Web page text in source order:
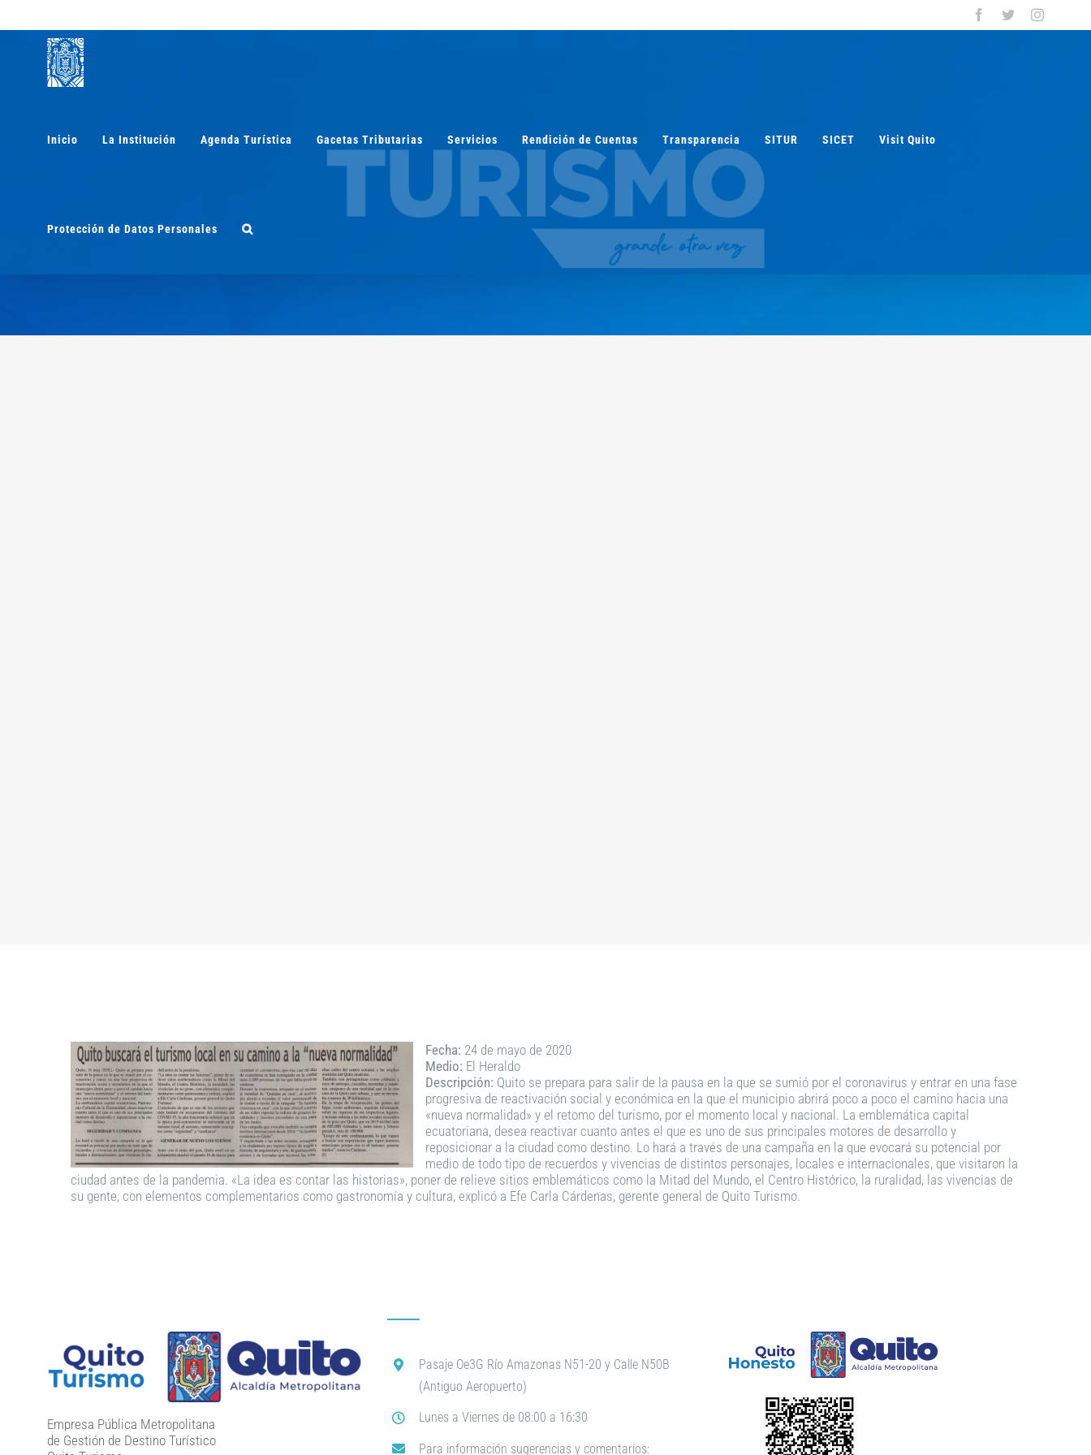
contenido
Facebook
Twitter
Inicio La Institución Agenda Turística Gacetas Tributarias Servicios Rendición de Cuentas Transparencia SITUR SICET Visit Quito
Protección de Datos Personales
Fecha: 24 de mayo de 2020
Medio: El Heraldo
Descripción: Quito se prepara para salir de la pausa en la que se sumió por el coronavirus y entrar en una fase
progresiva de reactivación social y económica en la que el municipio abrirá poco a poco el camino hacia una
«nueva normalidad» y el retomo del turismo, por el momento local y nacional. La emblemática capital
ecuatoriana, desea reactivar cuanto antes el que es uno de sus principales motores de desarrollo y
reposicionar a la ciudad como destino. Lo hará a través de una campaña en la que evocará su potencial por
medio de todo tipo de recuerdos y vivencias de distintos personajes, locales e internacionales, que visitaron la
ciudad antes de la pandemia. «La idea es contar las historias», poner de relieve sitios emblemáticos como la Mitad del Mundo, el Centro Histórico, la ruralidad, las vivencias de
su gente, con elementos complementarios como gastronomía y cultura, explicó a Efe Carla Cárdenas, gerente general de Quito Turismo.
Empresa Pública Metropolitana
de Gestión de Destino Turístico
Pasaje Oe3G Río Amazonas N51-20 y Calle N50B
(Antiguo Aeropuerto)
Lunes a Viernes de 08:00 a 16:30
Para información sugerencias y comentarios: